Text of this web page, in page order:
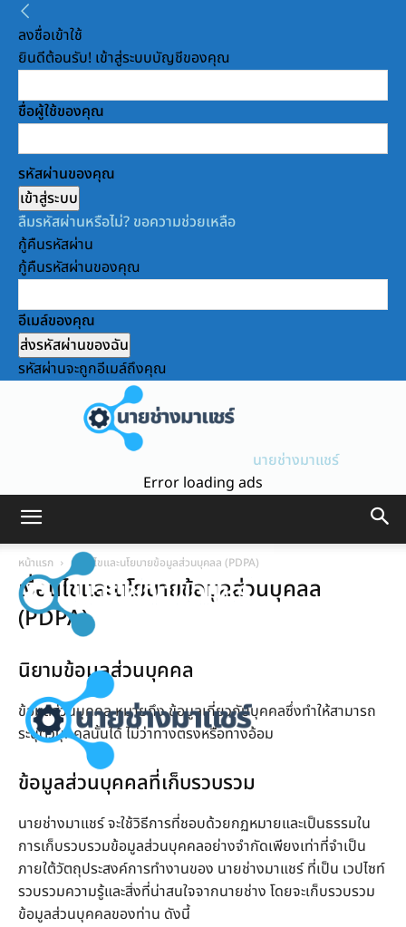
ลงชื่อเข้าใช้
ยินดีต้อนรับ! เข้าสู่ระบบบัญชีของคุณ
ชื่อผู้ใช้ของคุณ
รหัสผ่านของคุณ
ลืมรหัสผ่านหรือไม่? ขอความช่วยเหลือ
กู้คืนรหัสผ่าน
กู้คืนรหัสผ่านของคุณ
อีเมล์ของคุณ
รหัสผ่านจะถูกอีเมล์ถึงคุณ
นายช่างมาแชร์
Error loading ads
หน้าแรก เงื่อนไขและนโยบายข้อมูลส่วนบุคลล (PDPA)
เงื่อนไขและนโยบายข้อมูลส่วนบุคลล
(PDPA)
นิยามข้อมูลส่วนบุคคล
ข้อมูลส่วนบุคคล หมายถึง ข้อมูลเกี่ยวกับบุคคลซึ่งทำให้สามารถ
ระบุตัวบุคคลนั้นได้ ไม่ว่าทางตรงหรือทางอ้อม
ข้อมูลส่วนบุคคลที่เก็บรวบรวม
นายช่างมาแชร์ จะใช้วิธีการที่ชอบด้วยกฏหมายและเป็นธรรมใน
การเก็บรวบรวมข้อมูลส่วนบุคคลอย่างจำกัดเพียงเท่าที่จำเป็น
ภายใต้วัตถุประสงค์การทำงานของ นายช่างมาแชร์ ที่เป็น เวปไซท์
รวบรวมความรู้และสิ่งที่น่าสนใจจากนายช่าง โดยจะเก็บรวบรวม
ข้อมูลส่วนบุคคลของท่าน ดังนี้